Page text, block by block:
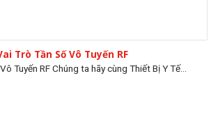
Trò Tần Số Vô Tuyến RF
Tuyến RF Chúng ta hãy cùng Thiết Bị Y Tế...